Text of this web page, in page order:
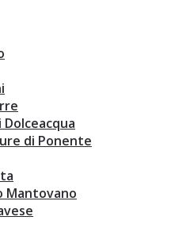
Dolceacqua
di Ponente
Mantovano